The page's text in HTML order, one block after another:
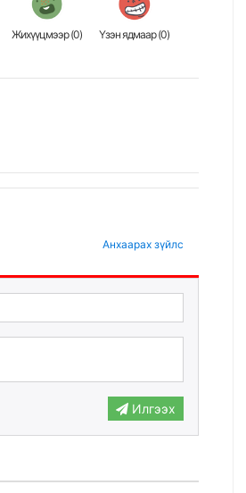
Жихүүцмээр (0) Үзэн ядмаар (0)
Анхаарах зүйлс
Илгээх